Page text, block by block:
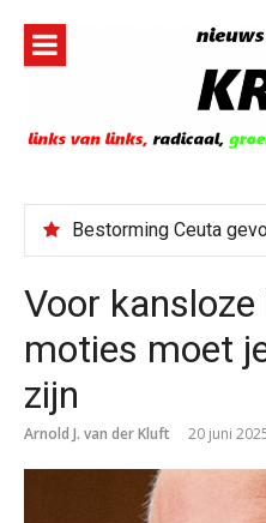
inhoud
Voor
moties moet
zijn
Arnold J. van der Kluft 20 juni